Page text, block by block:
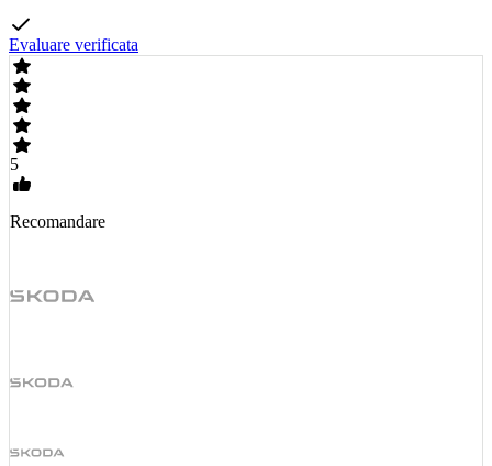
Evaluare verificata
5
Recomandare